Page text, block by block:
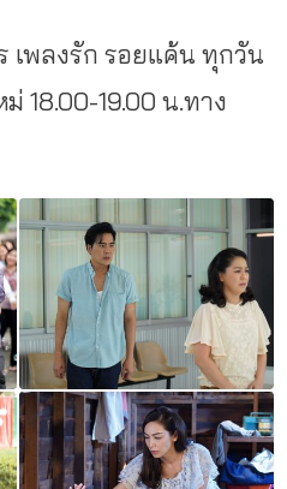
เพลงรัก รอยแค้น ทุกวัน
18.00-19.00 น.ทาง